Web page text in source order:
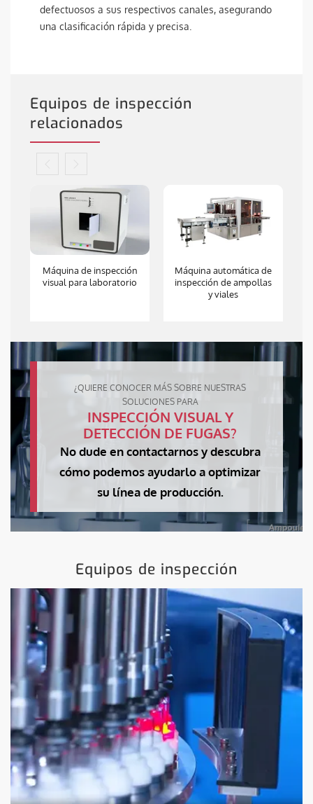
defectuosos a sus respectivos canales, asegurando
una clasificación rápida y precisa.
Equipos de inspección
relacionados
Máquina de inspección
visual para laboratorio
Máquina automática de
inspección de ampollas
y viales
¿QUIERE CONOCER MÁS SOBRE NUESTRAS
SOLUCIONES PARA
INSPECCIÓN VISUAL Y
DETECCIÓN DE FUGAS?
No dude en contactarnos y descubra
cómo podemos ayudarlo a optimizar
su línea de producción.
Equipos de inspección